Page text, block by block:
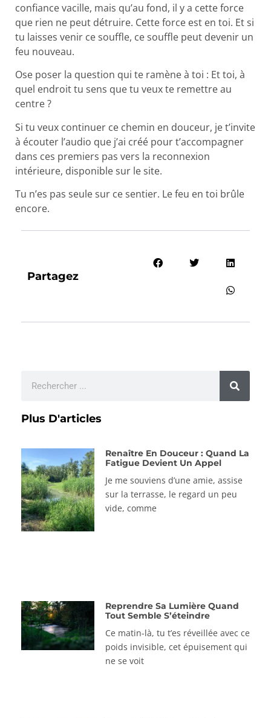
confiance vacille, mais qu’au fond, il y a cette force
que rien ne peut détruire. Cette force est en toi. Et si
tu laisses venir ce souffle, ce souffle peut devenir un
feu nouveau.
Ose poser la question qui te ramène à toi : Et toi, à
quel endroit tu sens que tu veux te remettre au
centre ?
Si tu veux continuer ce chemin en douceur, je t’invite
à écouter l’audio que j’ai créé pour t’accompagner
dans ces premiers pas vers la reconnexion
intérieure, disponible sur le site.
Tu n’es pas seule sur ce sentier. Le feu en toi brûle
encore.
Partagez
Plus D'articles
Renaître En Douceur : Quand La
Fatigue Devient Un Appel
Je me souviens d’une amie, assise
sur la terrasse, le regard un peu
vide, comme
Reprendre Sa Lumière Quand
Tout Semble S’éteindre
Ce matin-là, tu t’es réveillée avec ce
poids invisible, cet épuisement qui
ne se voit